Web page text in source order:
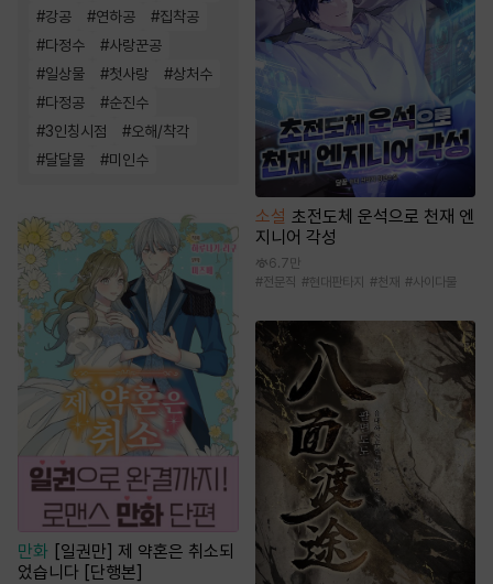
#강공 #연하공 #집착공
#다정수 #사랑꾼공
#일상물 #첫사랑 #상처수
#다정공 #순진수
#3인칭시점 #오해/착각
#달달물 #미인수
만화 [일권만] 제 약혼은 취소되
었습니다 [단행본]
소설 초전도체 운석으로 천재 엔
지니어 각성
6.7만
#전문직 #현대판타지 #천재 #사이다물